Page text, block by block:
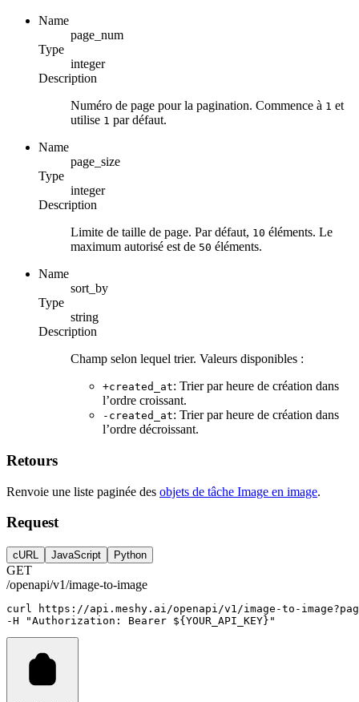
Name
page_num
Type
integer
Description
Numéro de page pour la pagination. Commence à 1 et
utilise 1 par défaut.
Name
page_size
Type
integer
Description
Limite de taille de page. Par défaut, 10 éléments. Le
maximum autorisé est de 50 éléments.
Name
sort_by
Type
string
Description
Champ selon lequel trier. Valeurs disponibles :
+created_at: Trier par heure de création dans
l’ordre croissant.
-created_at: Trier par heure de création dans
l’ordre décroissant.
Retours
Renvoie une liste paginée des objets de tâche Image en image.
Request
cURL JavaScript Python
GET
/openapi/v1/image-to-image
curl
https://api.meshy.ai/openapi/v1/image-to-
-H
"Authorization: Bearer ${YOUR_API_KEY}"